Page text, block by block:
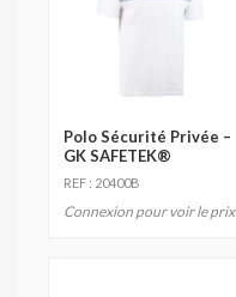
Polo Sécurité Privée –
GK SAFETEK®
REF : 20400B
Connexion pour voir le prix